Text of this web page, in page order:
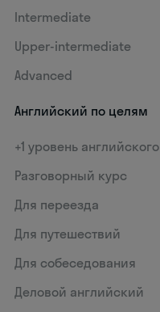
Intermediate
Upper-intermediate
Advanced
Английский по целям
+1 уровень английского
Разговорный курс
Для переезда
Для путешествий
Для собеседования
Деловой английский